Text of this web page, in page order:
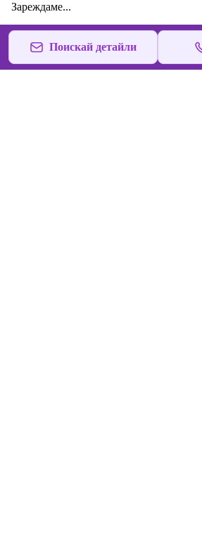
Зареждаме...
Поискай детайли